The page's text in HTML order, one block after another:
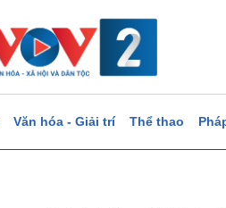
Văn hóa - Giải trí Thể thao